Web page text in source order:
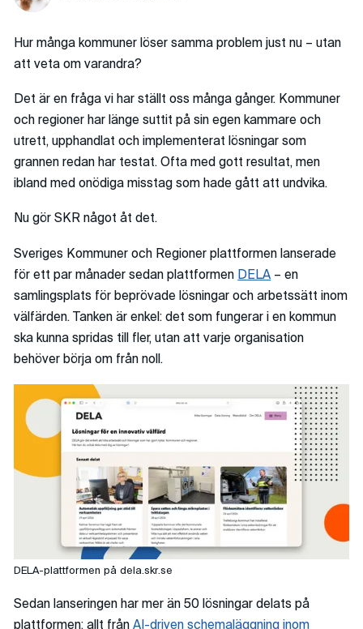
Hur många kommuner löser samma problem just nu – utan
att veta om varandra?
Det är en fråga vi har ställt oss många gånger. Kommuner
och regioner har länge suttit på sin egen kammare och
utrett, upphandlat och implementerat lösningar som
grannen redan har testat. Ofta med gott resultat, men
ibland med onödiga misstag som hade gått att undvika.
Nu gör SKR något åt det.
Sveriges Kommuner och Regioner plattformen lanserade
för ett par månader sedan plattformen DELA – en
samlingsplats för beprövade lösningar och arbetssätt inom
välfärden. Tanken är enkel: det som fungerar i en kommun
ska kunna spridas till fler, utan att varje organisation
behöver börja om från noll.
DELA-plattformen på dela.skr.se
Sedan lanseringen har mer än 50 lösningar delats på
plattformen: allt frånAI-driven schemaläggning inom